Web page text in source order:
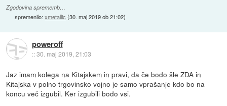
Zgodovina sprememb…
spremenilo:xmetallic (30. maj 2019 ob 21:02)
poweroff
::30. maj 2019, 21:03
Jaz imam kolega na Kitajskem in pravi, da če bodo šle ZDA in
Kitajska v polno trgovinsko vojno je samo vprašanje kdo bo na
koncu več izgubil. Ker izgubili bodo vsi.